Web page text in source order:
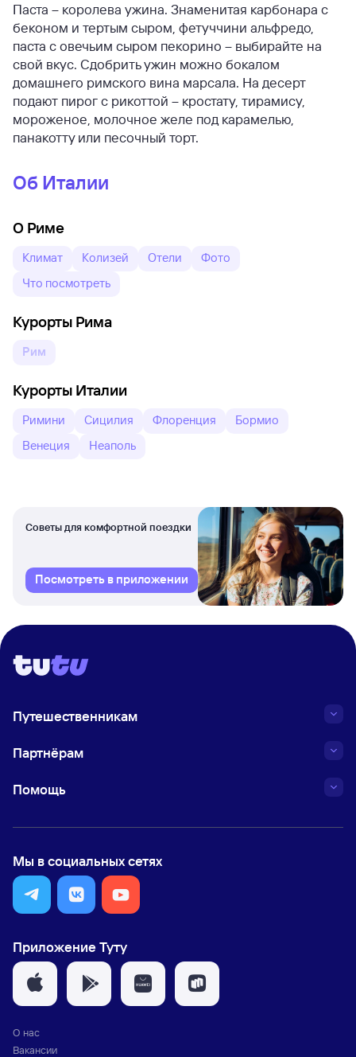
Паста – королева ужина. Знаменитая карбонара с
беконом и тертым сыром, фетуччини альфредо,
паста с овечьим сыром пекорино – выбирайте на
свой вкус. Сдобрить ужин можно бокалом
домашнего римского вина марсала. На десерт
подают пирог с рикоттой – кростату, тирамису,
мороженое, молочное желе под карамелью,
панакотту или песочный торт.
Об Италии
О Риме
Климат Колизей Отели
Фото
Что посмотреть
Курорты Рима
Рим
Курорты Италии
Римини Сицилия Флоренция
Бормио
Венеция
Неаполь
Советы для комфортной поездки
Посмотреть в приложении
Путешественникам
Партнёрам
Помощь
Мы в социальных сетях
Приложение Туту
О нас
Вакансии